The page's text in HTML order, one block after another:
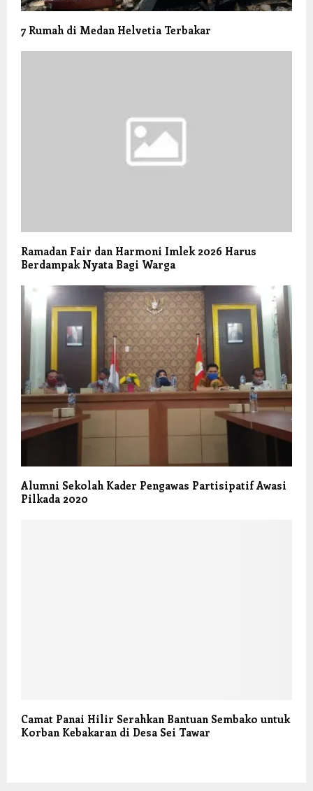
7 Rumah di Medan Helvetia Terbakar
Ramadan Fair dan Harmoni Imlek 2026 Harus
Berdampak Nyata Bagi Warga
Alumni Sekolah Kader Pengawas Partisipatif Awasi
Pilkada 2020
Camat Panai Hilir Serahkan Bantuan Sembako untuk
Korban Kebakaran di Desa Sei Tawar